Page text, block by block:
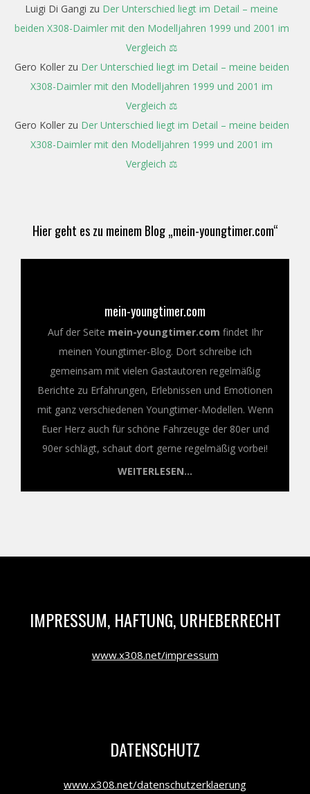
Luigi Di Gangi zu Der Unterschied liegt im Detail – meine
beiden X308-Daimler mit den Modelljahren 1999 und 2001 im
Vergleich ⚖️
Gero Kollerzu Der Unterschied liegt im Detail – meine beiden
X308-Daimler mit den Modelljahren 1999 und 2001 im
Vergleich ⚖️
Gero Kollerzu Der Unterschied liegt im Detail – meine beiden
X308-Daimler mit den Modelljahren 1999 und 2001 im
Vergleich ⚖️
Hier geht es zu meinem Blog „mein-youngtimer.com“
mein-youngtimer.com
Auf der Seite mein-youngtimer.com findet Ihr
meinen Youngtimer-Blog. Dort schreibe ich
gemeinsam mit vielen Gastautoren regelmäßig
Berichte zu Erfahrungen, Erlebnissen und Emotionen
mit ganz verschiedenen Youngtimer-Modellen. Wenn
Euer Herz auch für schöne Fahrzeuge der 80er und
90er schlägt, schaut dort gerne regelmäßig vorbei!
WEITERLESEN...
IMPRESSUM, HAFTUNG, URHEBERRECHT
www.x308.net/impressum
DATENSCHUTZ
www.x308.net/datenschutzerklaerung